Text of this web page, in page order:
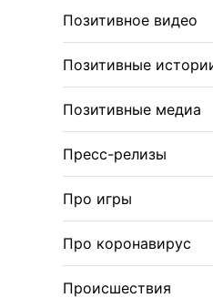
Позитивное видео
Позитивные
Позитивные медиа
Пресс-релизы
Про игры
Про коронавирус
Происшествия